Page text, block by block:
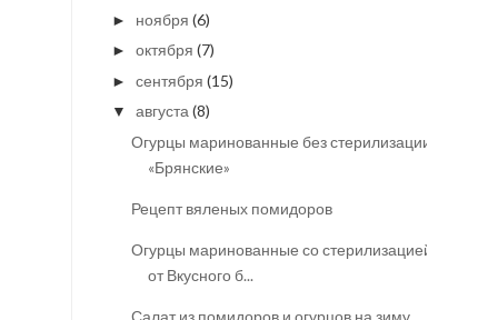
► ноября (6)
► октября (7)
► сентября (15)
▼ августа (8)
Огурцы маринованные без стерилизации
«Брянские»
Рецепт вяленых помидоров
Огурцы маринованные со стерилизацией
от Вкусного б...
Салат из помидоров и огурцов на зиму